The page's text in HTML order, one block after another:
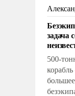
задача
500-